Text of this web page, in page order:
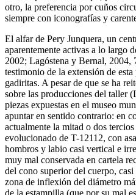
otro, la preferencia por cuños
siempre con iconografías y
El alfar de Pery Junquera, un
aparentemente activas a lo largo
2002; Lagóstena y Bernal, 2004,
testimonio de la extensión de
gadiritas. A pesar de que se ha
sobre las producciones del taller
piezas expuestas en el museo
apuntar en sentido contrario: en
actualmente la mitad o dos
evolucionado de T-12112, con
hombros y labio casi vertical e
muy mal conservada en cartela
del cono superior del cuerpo,
zona de inflexión del diámetro
de la estampilla (que por su mal